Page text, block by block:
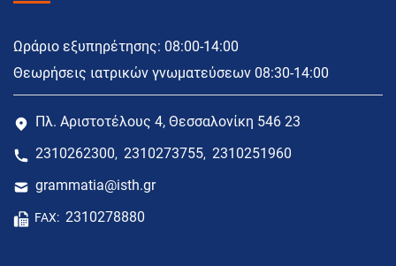
Ωράριο εξυπηρέτησης: 08:00-14:00
Θεωρήσεις ιατρικών γνωματεύσεων 08:30-14:00
Πλ. Αριστοτέλους 4, Θεσσαλονίκη 546 23
2310262300, 2310273755, 2310251960
grammatia@isth.gr
FAX: 2310278880